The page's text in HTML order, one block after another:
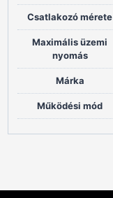
Csatlakozó mérete
Maximális üzemi
nyomás
Márka
Működési mód